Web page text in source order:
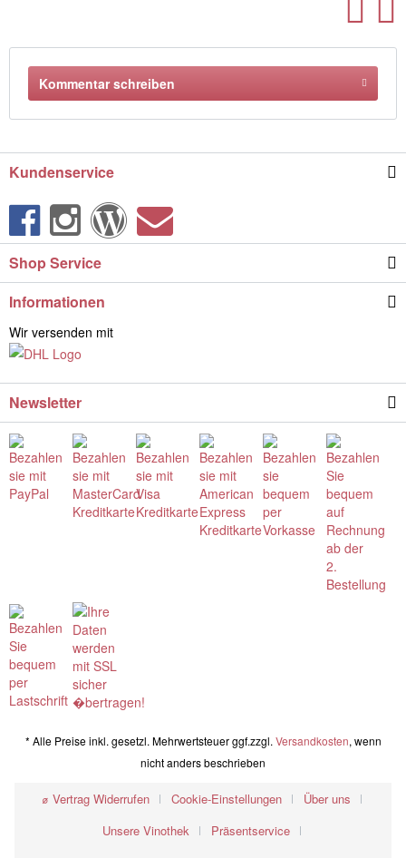
Kommentar schreiben
Kundenservice
Shop Service
Informationen
Wir versenden mit
Newsletter
* Alle Preise inkl. gesetzl. Mehrwertsteuer ggf.zzgl. Versandkosten, wenn
nicht anders beschrieben
⌀ Vertrag Widerrufen Cookie-Einstellungen
Über uns
Unsere Vinothek
Präsentservice